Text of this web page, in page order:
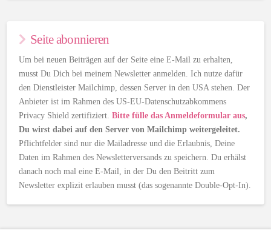
Seite abonnieren
Um bei neuen Beiträgen auf der Seite eine E-Mail zu erhalten,
musst Du Dich bei meinem Newsletter anmelden. Ich nutze dafür
den Dienstleister Mailchimp, dessen Server in den USA stehen. Der
Anbieter ist im Rahmen des US-EU-Datenschutzabkommens
Privacy Shield zertifiziert.Bitte fülle das Anmeldeformular aus,
Du wirst dabei auf den Server von Mailchimp weitergeleitet.
Pflichtfelder sind nur die Mailadresse und die Erlaubnis, Deine
Daten im Rahmen des Newsletterversands zu speichern. Du erhälst
danach noch mal eine E-Mail, in der Du den Beitritt zum
Newsletter explizit erlauben musst (das sogenannte Double-Opt-In).